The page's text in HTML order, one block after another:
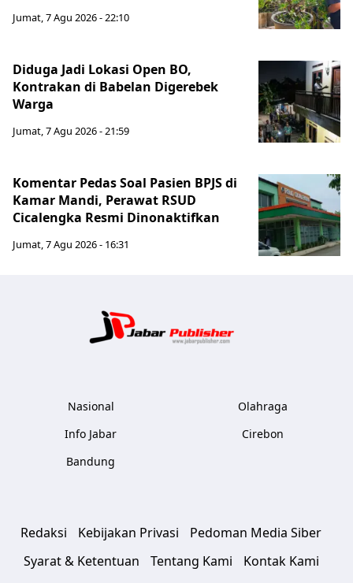
Jumat, 7 Agu 2026 - 22:10
Diduga Jadi Lokasi Open BO,
Kontrakan di Babelan Digerebek
Warga
Jumat, 7 Agu 2026 - 21:59
Komentar Pedas Soal Pasien BPJS di
Kamar Mandi, Perawat RSUD
Cicalengka Resmi Dinonaktifkan
Jumat, 7 Agu 2026 - 16:31
Nasional
Info Jabar
Bandung
Olahraga
Cirebon
Redaksi Kebijakan Privasi
Pedoman Media Siber
Syarat & Ketentuan
Tentang Kami
Kontak Kami